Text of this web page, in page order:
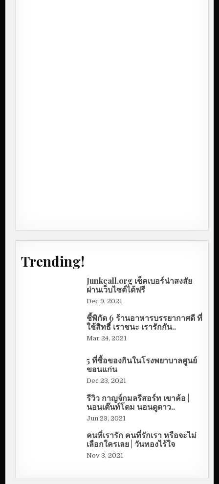
Trending!
Junkcall.org เช็คเบอร์น่าสงสัย
ผ่านเว็บไซต์ได้ฟรี
Dec 9, 2021
ชี้พิกัด 6 ร้านอาหารบรรยากาศดี ที่
ใช้สิทธิ์ เราชนะ เรารักกัน..
Mar 24, 2021
5 ที่ซื้อของกินในโรงพยาบาลศูนย์
ขอนแก่น
Dec 23, 2021
รีวิว กาญจ์กมลรีสอร์ท เขาค้อ |
นอนเต๊นท์โดม นอนดูดาว..
Jun 23, 2021
คนที่เรารัก คนที่รักเรา หรือจะไม่
เลือกใครเลย | วันทองไร้ใจ
Nov 3, 2021